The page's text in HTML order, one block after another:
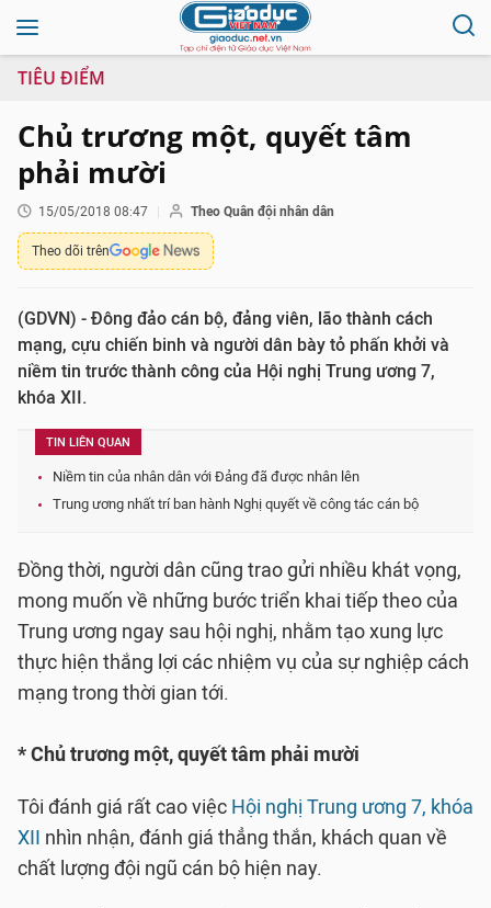
TIÊU ĐIỂM
Chủ trương một, quyết tâm
phải mười
15/05/2018 08:47 Theo Quân đội nhân dân
Theo dõi trên
(GDVN) - Đông đảo cán bộ, đảng viên, lão thành cách
mạng, cựu chiến binh và người dân bày tỏ phấn khởi và
niềm tin trước thành công của Hội nghị Trung ương 7,
khóa XII.
TIN LIÊN QUAN
Niềm tin của nhân dân với Đảng đã được nhân lên
Trung ương nhất trí ban hành Nghị quyết về công tác cán bộ
Đồng thời, người dân cũng trao gửi nhiều khát vọng,
mong muốn về những bước triển khai tiếp theo của
Trung ương ngay sau hội nghị, nhằm tạo xung lực
thực hiện thắng lợi các nhiệm vụ của sự nghiệp cách
mạng trong thời gian tới.
* Chủ trương một, quyết tâm phải mười
Tôi đánh giá rất cao việc Hội nghị Trung ương 7, khóa
XII nhìn nhận, đánh giá thẳng thắn, khách quan về
chất lượng đội ngũ cán bộ hiện nay.